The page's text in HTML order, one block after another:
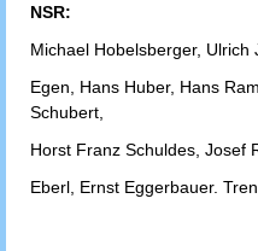
NSR:
Michael Hobelsberger,
Egen, Hans Huber, Hans
Schubert,
Horst Franz Schuldes, Josef
Eberl, Ernst Eggerbauer.